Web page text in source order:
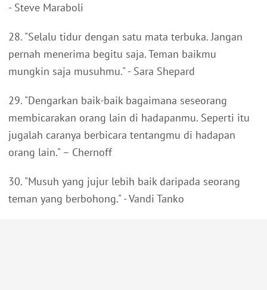
- Steve Maraboli
28. "Selalu tidur dengan satu mata terbuka. Jangan
pernah menerima begitu saja. Teman baikmu
mungkin saja musuhmu." - Sara Shepard
29. "Dengarkan baik-baik bagaimana seseorang
membicarakan orang lain di hadapanmu. Seperti itu
jugalah caranya berbicara tentangmu di hadapan
orang lain." – Chernoff
30. "Musuh yang jujur lebih baik daripada seorang
teman yang berbohong." - Vandi Tanko